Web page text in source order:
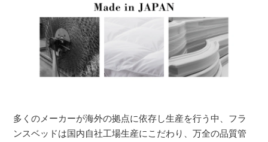
多くのメーカーが海外の拠点に依存し生産を行う中、フラ
ンスベッドは国内自社工場生産にこだわり、万全の品質管